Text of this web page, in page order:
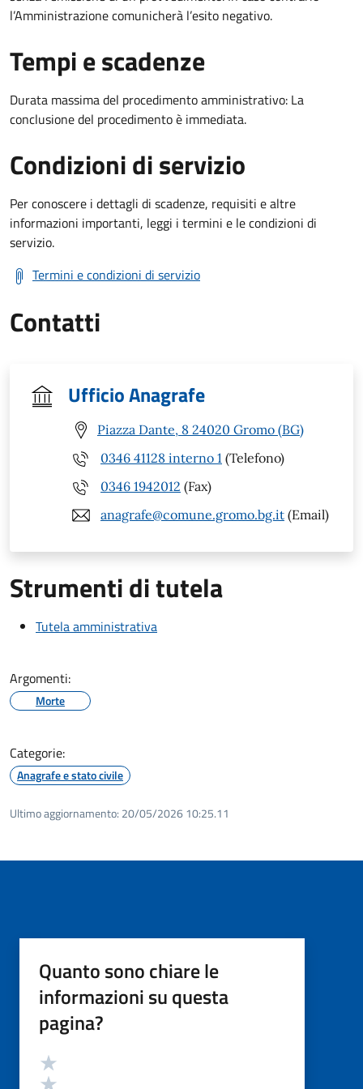
l’Amministrazione comunicherà l’esito negativo.
Tempi e scadenze
Durata massima del procedimento amministrativo: La
conclusione del procedimento è immediata.
Condizioni di servizio
Per conoscere i dettagli di scadenze, requisiti e altre
informazioni importanti, leggi i termini e le condizioni di
servizio.
Termini e condizioni di servizio
Contatti
Ufficio Anagrafe
Piazza Dante, 8 24020 Gromo (BG)
0346 41128 interno 1 (Telefono)
0346 1942012 (Fax)
anagrafe@comune.gromo.bg.it (Email)
Strumenti di tutela
Tutela amministrativa
Argomenti:
Morte
Categorie:
Anagrafe e stato civile
Ultimo aggiornamento: 20/05/2026 10:25.11
Quanto sono chiare le
informazioni su questa
pagina?
Valutazione